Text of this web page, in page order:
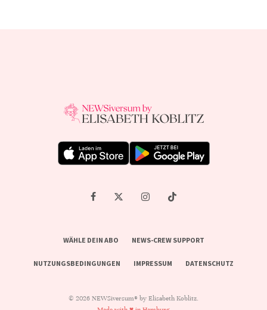
WÄHLE DEIN ABO NEWS-CREW SUPPORT
NUTZUNGSBEDINGUNGEN IMPRESSUM DATENSCHUTZ
© 2026 NEWSiversum® by Elisabeth Koblitz.